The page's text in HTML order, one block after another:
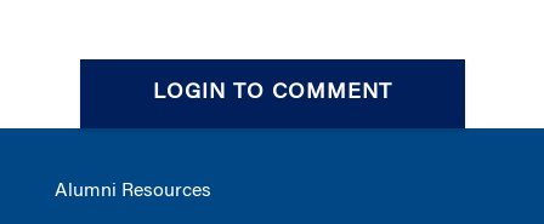
LOGIN TO COMMENT
Alumni Resources